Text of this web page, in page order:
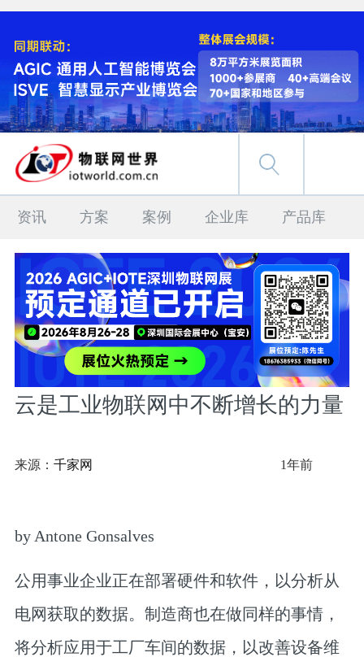
资讯 方案 案例 企业库 产品库
云是工业物联网中不断增长的力量
来源： 千家网 1年前
by Antone Gonsalves
公用事业企业正在部署硬件和软件，以分析从
电网获取的数据。制造商也在做同样的事情，
将分析应用于工厂车间的数据，以改善设备维